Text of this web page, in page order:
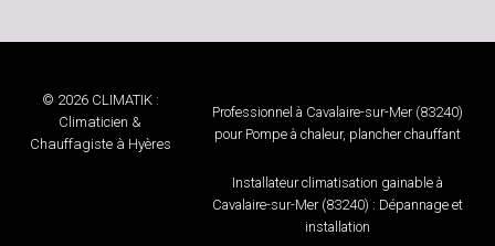
© 2026 CLIMATIK :
Climaticien &
Chauffagiste à Hyères
Professionnel à Cavalaire-sur-Mer (83240)
pour Pompe à chaleur, plancher chauffant
Installateur climatisation gainable à
Cavalaire-sur-Mer (83240) : Dépannage et
installation